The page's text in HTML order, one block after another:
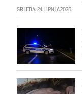
SRIJEDA, 24. LIPNJA 2026.